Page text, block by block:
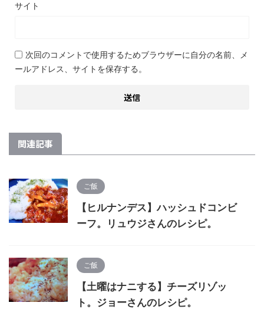
サイト
次回のコメントで使用するためブラウザーに自分の名前、メ
ールアドレス、サイトを保存する。
関連記事
ご飯
【ヒルナンデス】ハッシュドコンビ
ーフ。リュウジさんのレシピ。
ご飯
【土曜はナニする】チーズリゾッ
ト。ジョーさんのレシピ。